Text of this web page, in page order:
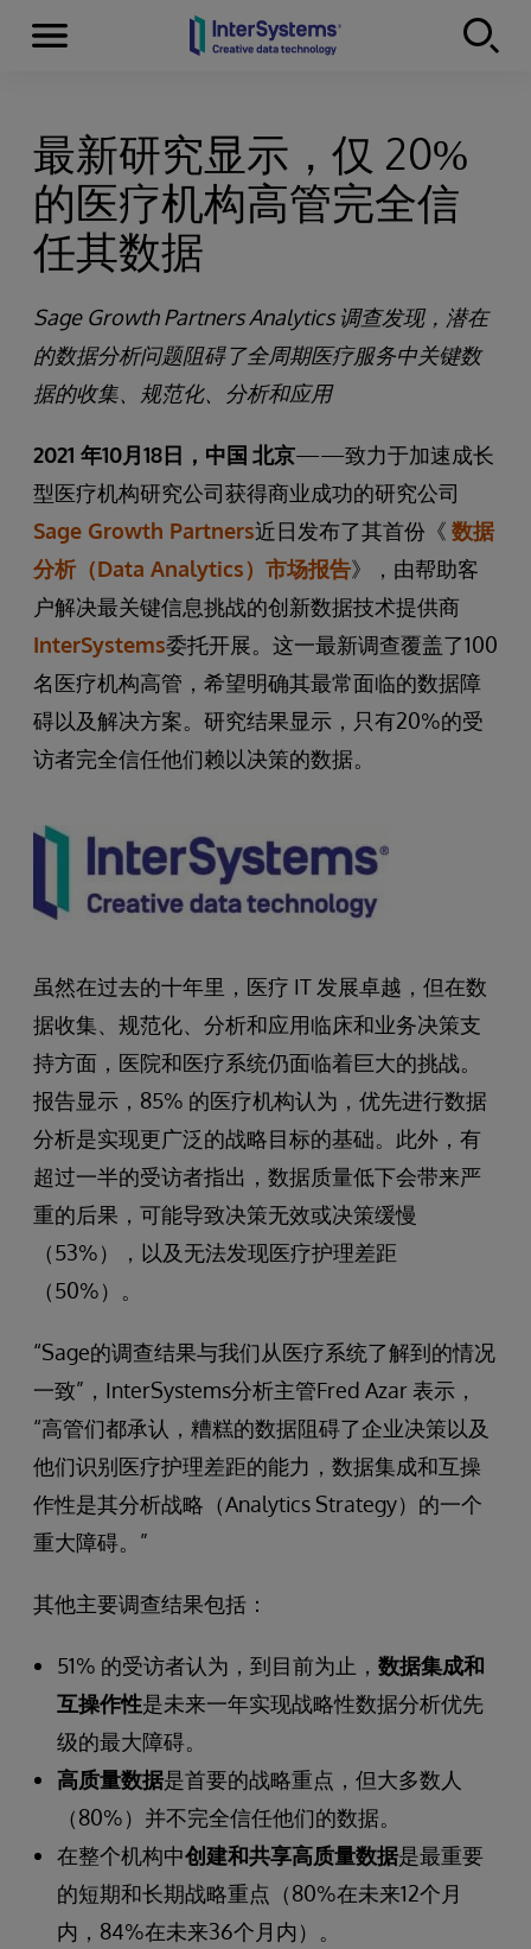
Skip to content
Menu
最新研究显示，仅 20%
的医疗机构高管完全信
任其数据
Sage Growth Partners Analytics 调查发现，潜在
的数据分析问题阻碍了全周期医疗服务中关键数
据的收集、规范化、分析和应用
2021 年10月18日，中国 北京——致力于加速成长
型医疗机构研究公司获得商业成功的研究公司
Sage Growth Partners近日发布了其首份《 数据
分析（Data Analytics）市场报告》，由帮助客
户解决最关键信息挑战的创新数据技术提供商
InterSystems委托开展。这一最新调查覆盖了100
名医疗机构高管，希望明确其最常面临的数据障
碍以及解决方案。研究结果显示，只有20%的受
访者完全信任他们赖以决策的数据。
虽然在过去的十年里，医疗 IT 发展卓越，但在数
据收集、规范化、分析和应用临床和业务决策支
持方面，医院和医疗系统仍面临着巨大的挑战。
报告显示，85% 的医疗机构认为，优先进行数据
分析是实现更广泛的战略目标的基础。此外，有
超过一半的受访者指出，数据质量低下会带来严
重的后果，可能导致决策无效或决策缓慢
（53%），以及无法发现医疗护理差距
（50%）。
“Sage的调查结果与我们从医疗系统了解到的情况
一致”，InterSystems分析主管Fred Azar 表示，
“高管们都承认，糟糕的数据阻碍了企业决策以及
他们识别医疗护理差距的能力，数据集成和互操
作性是其分析战略（Analytics Strategy）的一个
重大障碍。”
其他主要调查结果包括：
51% 的受访者认为，到目前为止， 数据集成和
互操作性是未来一年实现战略性数据分析优先
级的最大障碍。
高质量数据是首要的战略重点，但大多数人
（80%）并不完全信任他们的数据。
在整个机构中创建和共享高质量数据是最重要
的短期和长期战略重点（80%在未来12个月
内，84%在未来36个月内）。